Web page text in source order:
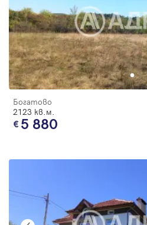
Богатово
2123 кв.м.
5 880